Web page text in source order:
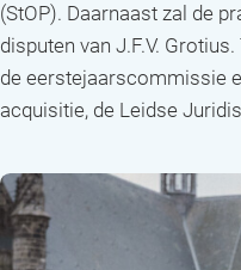
(StOP). Daarnaast zal de
disputen van J.F.V.
de eerstejaarscommissie
acquisitie, de Leidse